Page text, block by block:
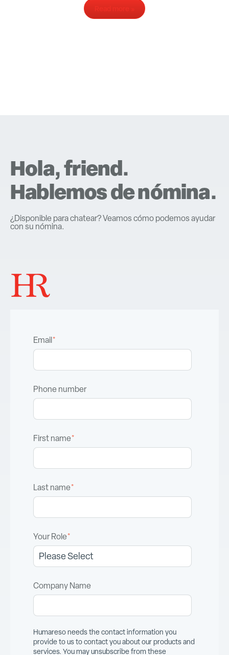
Read more »
Hola, friend.
Hablemos de nómina.
¿Disponible para chatear? Veamos cómo podemos ayudar
con su nómina.
Email*
Phone number
First name*
Last name*
Your Role*
Company Name
Humareso needs the contact information you
provide to us to contact you about our products and
services. You may unsubscribe from these